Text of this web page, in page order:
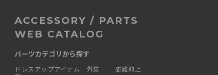
ACCESSORY / PARTS
WEB CATALOG
パーツカテゴリから探す
ドレスアップアイテム 外装
盗難抑止